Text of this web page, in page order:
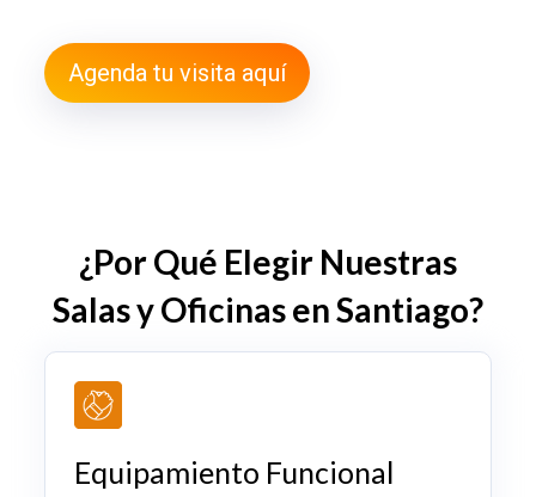
Agenda tu visita aquí
¿Por Qué Elegir Nuestras
Salas y Oficinas en Santiago?
Equipamiento Funcional